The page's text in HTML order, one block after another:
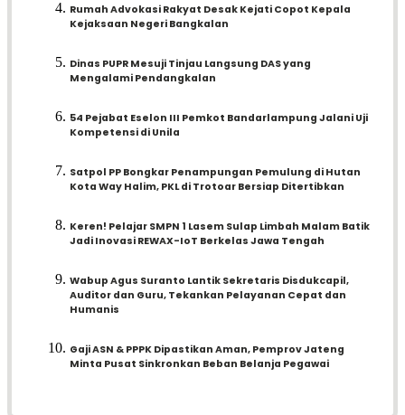
Rumah Advokasi Rakyat Desak Kejati Copot Kepala
Kejaksaan Negeri Bangkalan
Dinas PUPR Mesuji Tinjau Langsung DAS yang
Mengalami Pendangkalan
54 Pejabat Eselon III Pemkot Bandarlampung Jalani Uji
Kompetensi di Unila
Satpol PP Bongkar Penampungan Pemulung di Hutan
Kota Way Halim, PKL di Trotoar Bersiap Ditertibkan
Keren! Pelajar SMPN 1 Lasem Sulap Limbah Malam Batik
Jadi Inovasi REWAX-IoT Berkelas Jawa Tengah
Wabup Agus Suranto Lantik Sekretaris Disdukcapil,
Auditor dan Guru, Tekankan Pelayanan Cepat dan
Humanis
Gaji ASN & PPPK Dipastikan Aman, Pemprov Jateng
Minta Pusat Sinkronkan Beban Belanja Pegawai